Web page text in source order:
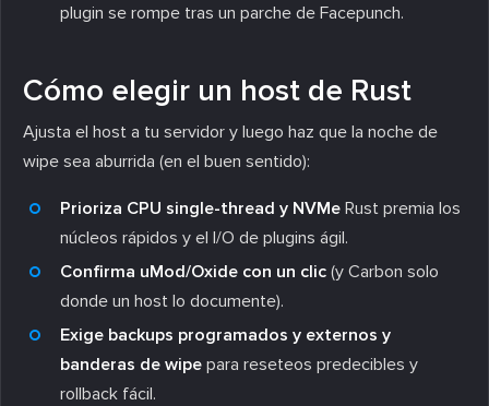
plugin se rompe tras un parche de Facepunch.
Cómo elegir un host de Rust
Ajusta el host a tu servidor y luego haz que la noche de
wipe sea aburrida (en el buen sentido):
Prioriza CPU single-thread y NVMe Rust premia los
núcleos rápidos y el I/O de plugins ágil.
Confirma uMod/Oxide con un clic (y Carbon solo
donde un host lo documente).
Exige backups programados y externos y
banderas de wipe para reseteos predecibles y
rollback fácil.